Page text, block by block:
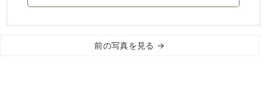
前の写真を見る →